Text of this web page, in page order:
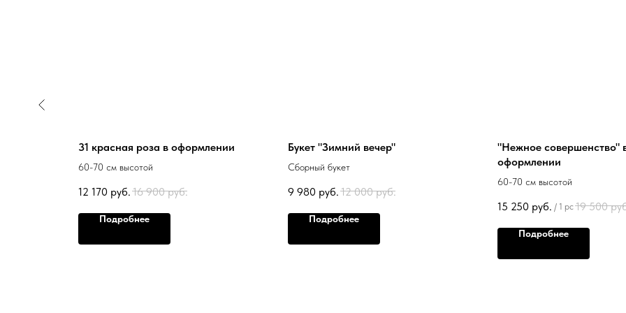
31 красная роза в оформлении
60-70 см высотой
12 170 руб. 16 900 руб.
Подробнее
Букет "Зимний вечер"
Сборный букет
9 980 руб. 12 000 руб.
Подробнее
"Нежное совершенство"
оформлении
60-70 см высотой
15 250 руб. / 1 pc 19 500
Подробнее